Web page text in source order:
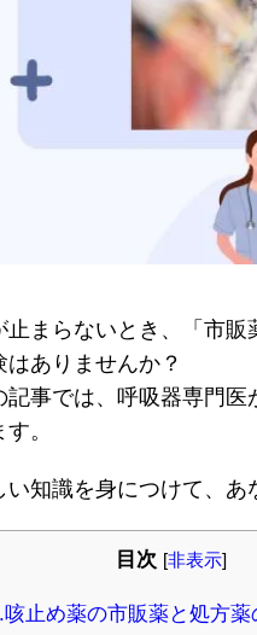
止まらないとき、「市
はありませんか？
記事では、呼吸器専門
す。
い知識を身につけて、
目次 [非表示]
咳止め薬の市販薬と処方